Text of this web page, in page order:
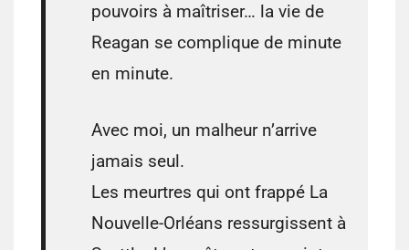
pouvoirs à maîtriser… la vie de
Reagan se complique de minute
en minute.
Avec moi, un malheur n’arrive
jamais seul.
Les meurtres qui ont frappé La
Nouvelle-Orléans ressurgissent à